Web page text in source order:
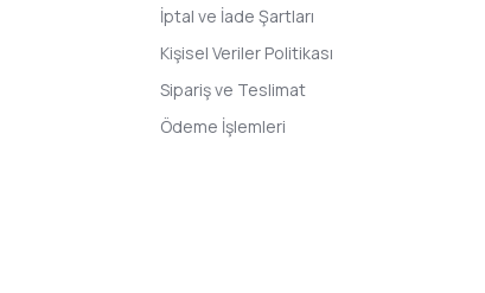
İptal ve İade Şartları
Kişisel Veriler Politikası
Sipariş ve Teslimat
Ödeme İşlemleri